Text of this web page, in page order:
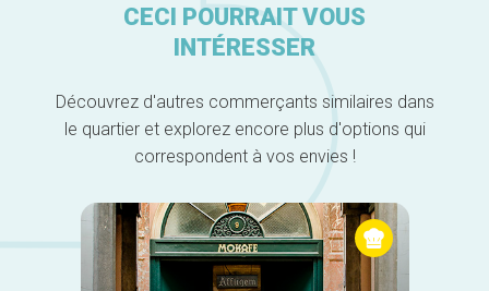
CECI POURRAIT VOUS
INTÉRESSER
Découvrez d'autres commerçants similaires dans
le quartier et explorez encore plus d'options qui
correspondent à vos envies !